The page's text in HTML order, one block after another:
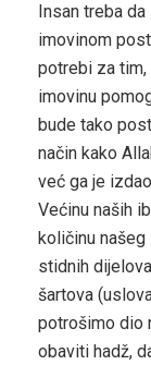
Insan treba
imovinom
potrebi za tim,
imovinu
bude tako
način kako
već ga je
Većinu naših
količinu
stidnih
šartova
potrošimo dio
obaviti hadž,